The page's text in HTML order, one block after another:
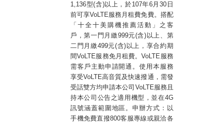
1,136型(含)以上，於107年6月30 日
前可享VoLTE服務月租費免費。搭配
「十全十美購機推薦活動」之客
戶，第一門月繳999元(含) 以上、第
二門月繳499元(含) 以上，享合約期
間VoLTE服務免月租費。VoLTE 服務
需客戶主動申請開通。使用本服務
享受VoLTE高音質及快速撥通，需發
受話雙方均申請本公司 VoLTE服務且
持本公司公告之適用機型，並在4G
訊號涵蓋範圍地區。申辦方式：以
手機免費直撥800客服專線或親洽各